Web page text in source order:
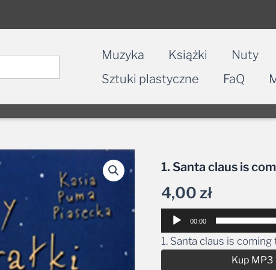
Muzyka Książki Nuty
Sztuki plastyczne
FaQ
1. Santa claus is
4,00zł
Odtwarzacz
plików
dźwiękowych
00:00
1. Santa claus is coming
Kup MP3